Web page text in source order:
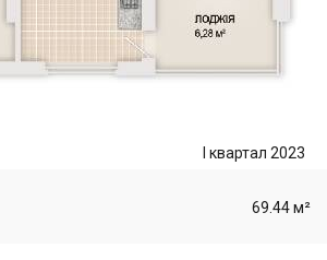
I квартал 2023
69.44 м²